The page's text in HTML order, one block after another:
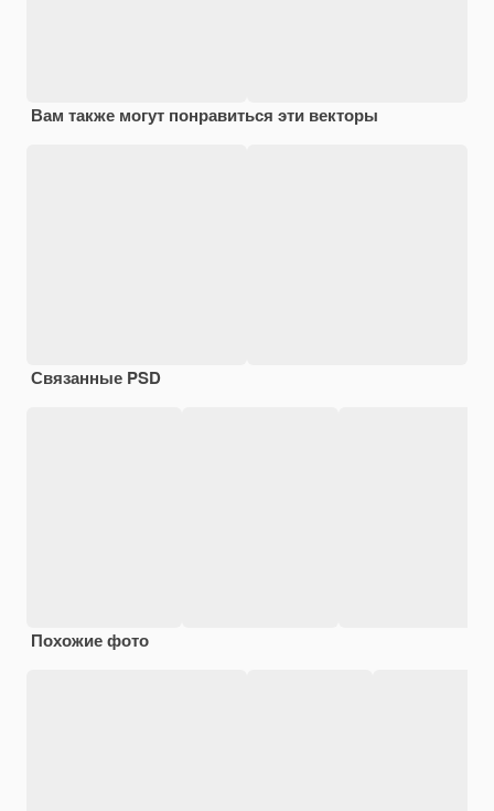
Вам также могут понравиться эти векторы
Связанные PSD
Похожие фото